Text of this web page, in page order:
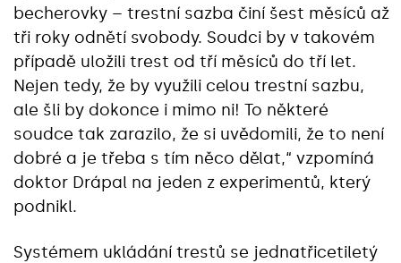
becherovky – trestní sazba činí šest měsíců až
tři roky odnětí svobody. Soudci by v takovém
případě uložili trest od tří měsíců do tří let.
Nejen tedy, že by využili celou trestní sazbu,
ale šli by dokonce i mimo ni! To některé
soudce tak zarazilo, že si uvědomili, že to není
dobré a je třeba s tím něco dělat,“ vzpomíná
doktor Drápal na jeden z experimentů, který
podnikl.
Systémem ukládání trestů se jednatřicetiletý